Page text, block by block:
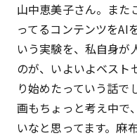
山中恵美子さん。また
ってるコンテンツをAI
いう実験を、私自身が
のが、いよいよベスト
り始めたっていう話で
画もちょっと考え中で
いなと思ってます。麻